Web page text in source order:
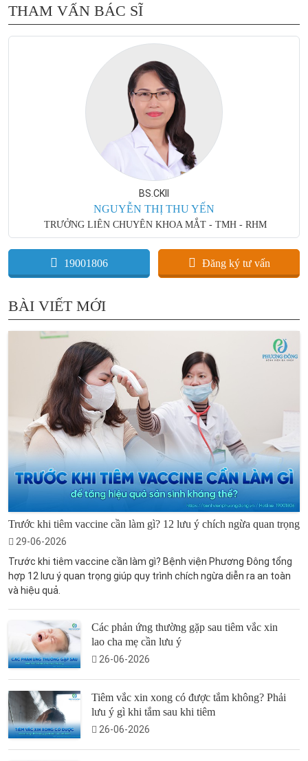
THAM VẤN BÁC SĨ
BS.CKII
NGUYỄN THỊ THU YẾN
TRƯỞNG LIÊN CHUYÊN KHOA MẮT - TMH - RHM
19001806 Đăng ký tư vấn
BÀI VIẾT MỚI
Trước khi tiêm vaccine cần làm gì? 12 lưu ý chích ngừa quan trọng
29-06-2026
Trước khi tiêm vaccine cần làm gì? Bệnh viện Phương Đông tổng
hợp 12 lưu ý quan trọng giúp quy trình chích ngừa diễn ra an toàn
và hiệu quả.
Các phản ứng thường gặp sau tiêm vắc xin
lao cha mẹ cần lưu ý
26-06-2026
Tiêm vắc xin xong có được tắm không? Phải
lưu ý gì khi tắm sau khi tiêm
26-06-2026